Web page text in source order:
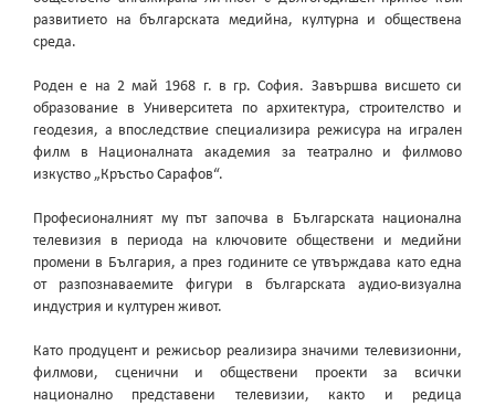
развитието на българската медийна, културна и обществена
среда.
Роден е на 2 май 1968 г. в гр. София. Завършва висшето си
образование в Университета по архитектура, строителство и
геодезия, а впоследствие специализира режисура на игрален
филм в Националната академия за театрално и филмово
изкуство „Кръстьо Сарафов“.
Професионалният му път започва в Българската национална
телевизия в периода на ключовите обществени и медийни
промени в България, а през годините се утвърждава като една
от разпознаваемите фигури в българската аудио-визуална
индустрия и културен живот.
Като продуцент и режисьор реализира значими телевизионни,
филмови, сценични и обществени проекти за всички
национално представени телевизии, както и редица